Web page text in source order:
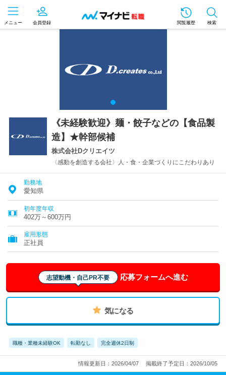
メニュー 会員登録 閲覧履歴 検索
《未経験歓迎》麺・餃子などの【食品製
造】★幹部候補
株式会社Dクリエイツ
〈感動を創造する会社〉人・食・企業づくりにこだわりあり
勤務地
愛知県
初年度年収
402万～600万円
雇用形態
正社員
志望動機・自己PR不要 応募フォームへ進む
気になる
職種・業種未経験OK 転勤なし 完全週休2日制
情報更新日：2026/04/07 掲載終了予定日：2026/10/05